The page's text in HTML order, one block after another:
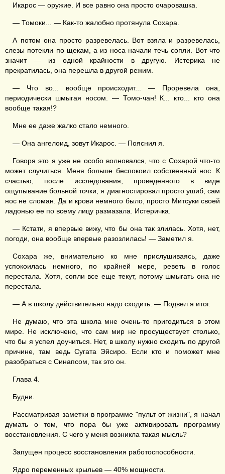
Икарос — оружие. И все равно она просто очаровашка.
— Томоки... — Как-то жалобно протянула Сохара.
А потом она просто разревелась. Вот взяла и разревелась,
слезы потекли по щекам, а из носа начали течь сопли. Вот что
значит — из одной крайности в другую. Истерика не
прекратилась, она перешла в другой режим.
— Что во... вообще происходит... — Проревела она,
периодически шмыгая носом. — Томо-чан! К... кто... кто она
вообще такая!?
Мне ее даже жалко стало немного.
— Она ангелоид, зовут Икарос. — Пояснил я.
Говоря это я уже не особо волновался, что с Сохарой что-то
может случиться. Меня больше беспокоил собственный нос. К
счастью, после исследования, проведенного в виде
ощупывание больной точки, я диагностировал просто ушиб, сам
нос не сломан. Да и крови немного было, просто Митсуки своей
ладонью ее по всему лицу размазала. Истеричка.
— Кстати, я впервые вижу, что бы она так злилась. Хотя, нет,
погоди, она вообще впервые разозлилась! — Заметил я.
Сохара же, внимательно ко мне прислушиваясь, даже
успокоилась немного, по крайней мере, реветь в голос
перестала. Хотя, сопли все еще текут, потому шмыгать она не
перестала.
— А в школу действительно надо сходить. — Подвел я итог.
Не думаю, что эта школа мне очень-то пригодиться в этом
мире. Не исключено, что сам мир не просуществует столько,
что бы я успел доучиться. Нет, в школу нужно сходить по другой
причине, там ведь Сугата Эйсиро. Если кто и поможет мне
разобраться с Синапсом, так это он.
Глава 4.
Будни.
Рассматривая заметки в программе "пульт от жизни", я начал
думать о том, что пора бы уже активировать программу
восстановления. С чего у меня возникла такая мысль?
Запущен процесс восстановления работоспособности.
Ядро переменных крыльев — 40% мощности.